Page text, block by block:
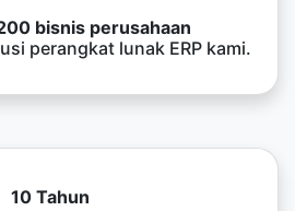
bisnis perusahaan
perangkat lunak ERP kami.
10 Tahun